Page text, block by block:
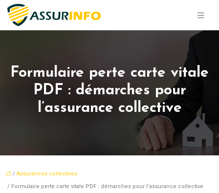
Formulaire perte carte vitale
PDF : démarches pour
l’assurance collective
/ Assurances collectives
/ Formulaire perte carte vitale PDF : démarches pour l’assurance collective